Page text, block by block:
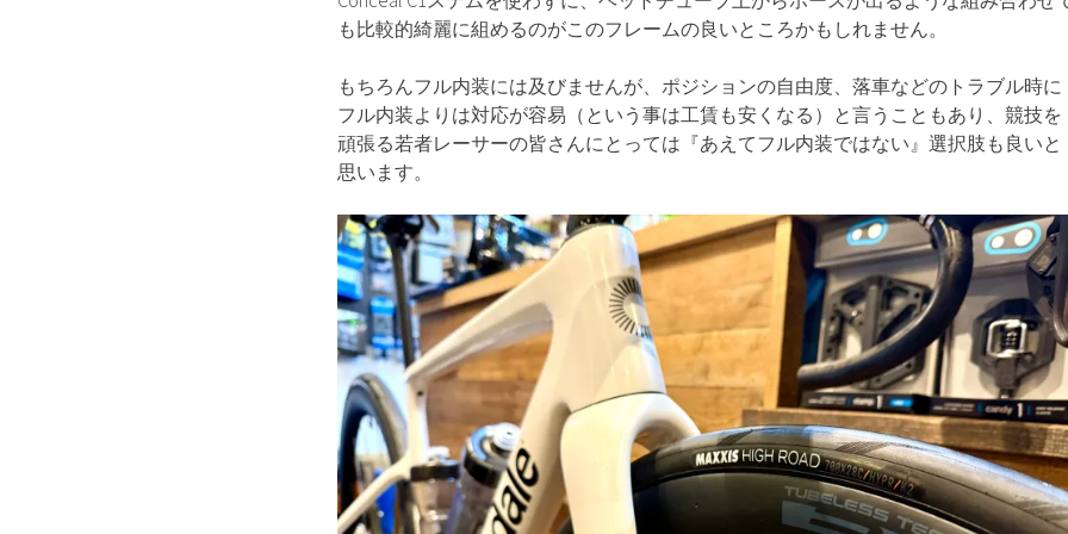
も比較的綺麗に組めるのがこのフレームの良いところかもしれません。
もちろんフル内装には及びませんが、ポジションの自由度、落車などのトラブル時に
フル内装よりは対応が容易（という事は工賃も安くなる）と言うこともあり、競技を
頑張る若者レーサーの皆さんにとっては『あえてフル内装ではない』選択肢も良いと
思います。